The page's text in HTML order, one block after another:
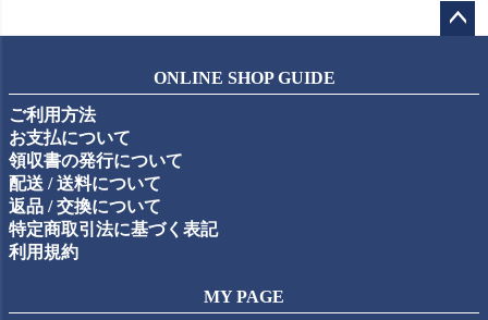
ップ
ONLINE SHOP GUIDE
ご利用方法
お支払について
領収書の発行について
配送 / 送料について
返品 / 交換について
特定商取引法に基づく表記
利用規約
MY PAGE